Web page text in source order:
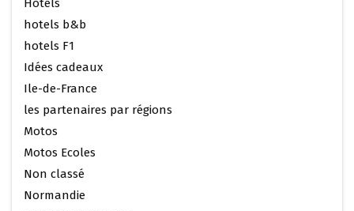
hotels b&b
hotels F1
Idées cadeaux
Ile-de-France
les partenaires par régions
Motos
Motos Ecoles
Non classé
Normandie